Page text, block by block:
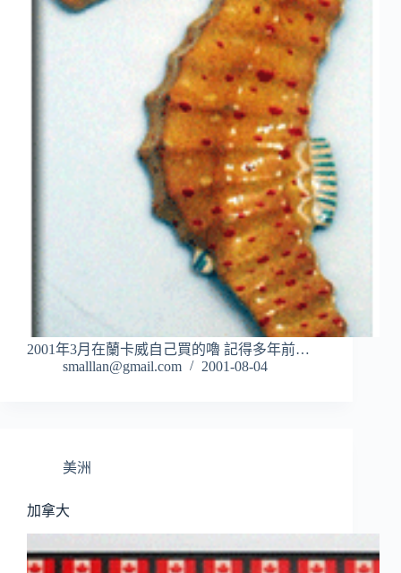
2001年3月在蘭卡威自己買的嚕 記得多年前…
smalllan@gmail.com
2001-08-04
美洲
加拿大